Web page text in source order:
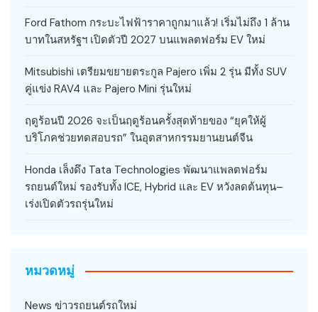
Ford Fathom กระบะไฟฟ้าราคาถูกมาแล้ว! เริ่มไม่ถึง 1 ล้าน
บาทในสหรัฐฯ เปิดตัวปี 2027 บนแพลตฟอร์ม EV ใหม่
Mitsubishi เตรียมขยายตระกูล Pajero เพิ่ม 2 รุ่น มีทั้ง SUV
คู่แข่ง RAV4 และ Pajero Mini รุ่นใหม่
ฤดูร้อนปี 2026 จะเป็นฤดูร้อนครั้งสุดท้ายของ “ยุคให้ผู้
บริโภคช่วยทดสอบรถ” ในอุตสาหกรรมยานยนต์จีน
Honda เล็งดึง Tata Technologies พัฒนาแพลตฟอร์ม
รถยนต์ใหม่ รองรับทั้ง ICE, Hybrid และ EV หวังลดต้นทุน–
เร่งเปิดตัวรถรุ่นใหม่
หมวดหมู่
News ข่าวรถยนต์รถใหม่